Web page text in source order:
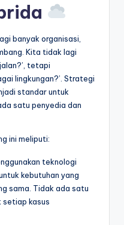
banyak organisasi,
Kita tidak lagi
tetapi
lingkungan?’. Strategi
standar untuk
satu penyedia dan
ini meliputi:
teknologi
kebutuhan yang
sama. Tidak ada satu
setiap kasus